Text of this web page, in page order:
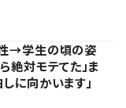
→学生の頃の姿
絶対モテてた」ま
に向かいます」